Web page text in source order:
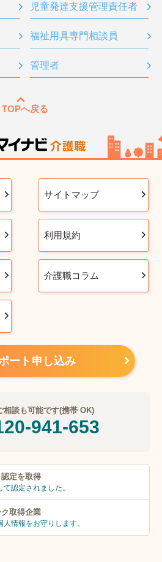
児童発達支援管理責任者
福祉用具専門相談員
管理者
TOPへ戻る
サイトマップ
利用規約
介護職コラム
ート申し込み
相談も可能です(携帯 OK)
941-653
認定を取得
て認定されました。
取得企業
人情報をお守りします。